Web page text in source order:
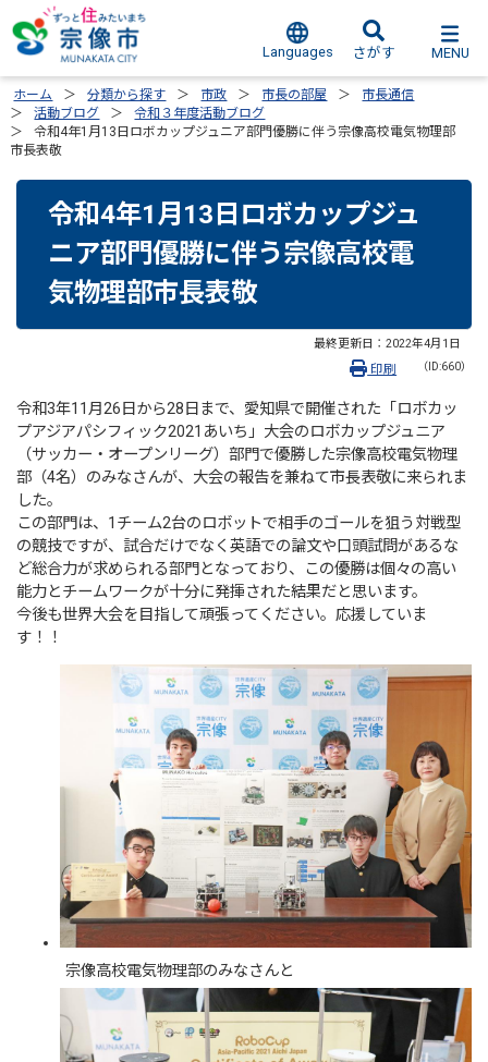
Languages さがす MENU
ホーム 分類から探す 市政 市長の部屋
市長通信
活動ブログ
令和３年度活動ブログ
令和4年1月13日ロボカップジュニア部門優勝に伴う宗像高校電気物理部
市長表敬
令和4年1月13日ロボカップジュ
ニア部門優勝に伴う宗像高校電
気物理部市長表敬
最終更新日： 2022年4月1日
（ID:660）
印刷
令和3年11月26日から28日まで、愛知県で開催された「ロボカッ
プアジアパシフィック2021あいち」大会のロボカップジュニア
（サッカー・オープンリーグ）部門で優勝した宗像高校電気物理
部（4名）のみなさんが、大会の報告を兼ねて市長表敬に来られま
した。
この部門は、1チーム2台のロボットで相手のゴールを狙う対戦型
の競技ですが、試合だけでなく英語での論文や口頭試問があるな
ど総合力が求められる部門となっており、この優勝は個々の高い
能力とチームワークが十分に発揮された結果だと思います。
今後も世界大会を目指して頑張ってください。応援していま
す！！
宗像高校電気物理部のみなさんと